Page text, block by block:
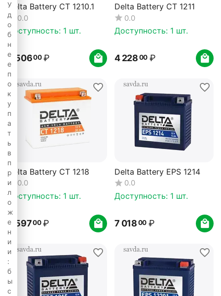
Delta Battery CT 1210.1
0.0
Доступность: 1 шт.
3 50600 ₽
Delta Battery CT 1211
0.0
Доступность: 1 шт.
4 22800 ₽
Delta Battery CT 1218
0.0
Доступность: 1 шт.
6 59700 ₽
Delta Battery EPS 1214
0.0
Доступность: 1 шт.
7 01800 ₽
У
д
о
б
н
е
е
п
о
к
у
п
а
т
ь
в
п
р
и
л
о
ж
е
н
и
и
:
б
ы
с